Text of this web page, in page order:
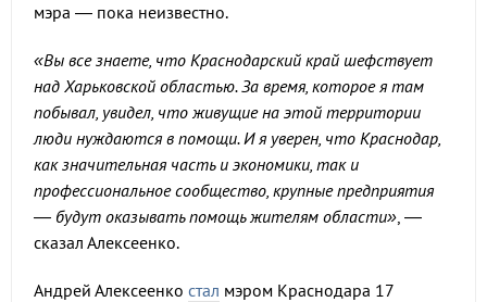
мэра — пока неизвестно.
«Вы все знаете, что Краснодарский край шефствует
над Харьковской областью. За время, которое я там
побывал, увидел, что живущие на этой территории
люди нуждаются в помощи. И я уверен, что Краснодар,
как значительная часть и экономики, так и
профессиональное сообщество, крупные предприятия
— будут оказывать помощь жителям области», —
сказал Алексеенко.
Андрей Алексеенко стал мэром Краснодара 17